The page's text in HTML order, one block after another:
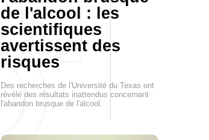
de l'alcool : les
scientifiques
avertissent des
risques
Des recherches de l'Université du Texas ont
révélé des résultats inattendus concernant
l'abandon brusque de l'alcool.